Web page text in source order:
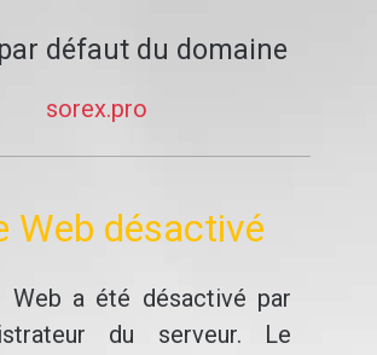
défaut du domaine
sorex.pro
Web désactivé
Web a été désactivé par
du serveur. Le